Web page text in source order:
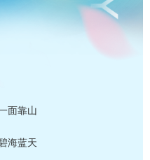
面靠山
海蓝天